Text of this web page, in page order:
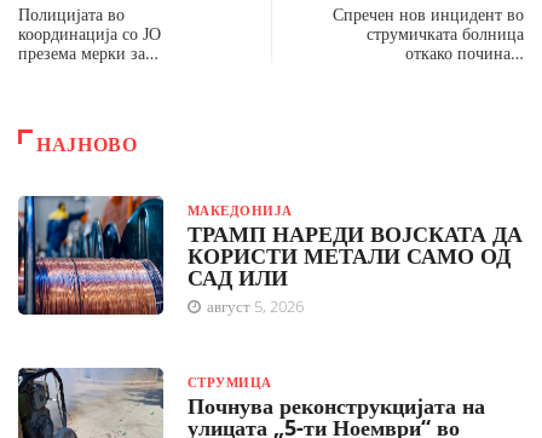
Полицијата во
координација со ЈО
презема мерки за…
Спречен нов инцидент во
струмичката болница
откако почина…
НАЈНОВО
МАКЕДОНИЈА
ТРАМП НАРЕДИ ВОЈСКАТА ДА
КОРИСТИ МЕТАЛИ САМО ОД
САД ИЛИ
август 5, 2026
СТРУМИЦА
Почнува реконструкцијата на
улицата „5-ти Ноември“ во